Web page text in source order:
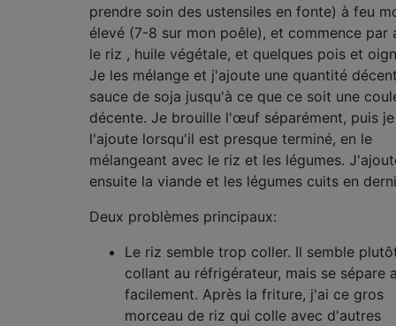
prendre soin des ustensiles en fonte) à feu
élevé (7-8 sur mon poêle), et commence par
le riz , huile végétale, et quelques pois et
Je les mélange et j'ajoute une quantité
sauce de soja jusqu'à ce que ce soit une
décente. Je brouille l'œuf séparément, puis je
l'ajoute lorsqu'il est presque terminé, en le
mélangeant avec le riz et les légumes.
ensuite la viande et les légumes cuits en
Deux problèmes principaux:
Le riz semble trop coller. Il semble
collant au réfrigérateur, mais se sépare
facilement. Après la friture, j'ai ce gros
morceau de riz qui colle avec d'autres